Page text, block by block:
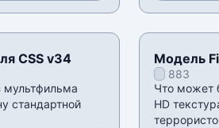
CSS v34
мультфильма
стандартной
Модель
883
Что может
HD